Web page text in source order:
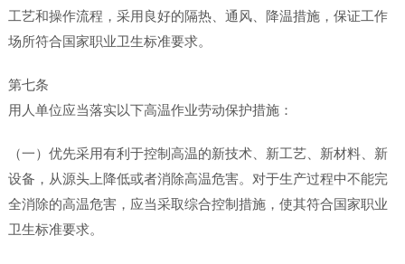
工艺和操作流程，采用良好的隔热、通风、降温措施，保证工作
场所符合国家职业卫生标准要求。
第七条
用人单位应当落实以下高温作业劳动保护措施：
（一）优先采用有利于控制高温的新技术、新工艺、新材料、新
设备，从源头上降低或者消除高温危害。对于生产过程中不能完
全消除的高温危害，应当采取综合控制措施，使其符合国家职业
卫生标准要求。